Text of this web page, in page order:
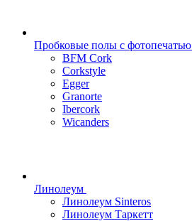
Пробковые полы с фотопечатью
BFM Cork
Corkstyle
Egger
Granorte
Ibercork
Wicanders
Линолеум
Линолеум Sinteros
Линолеум Таркетт